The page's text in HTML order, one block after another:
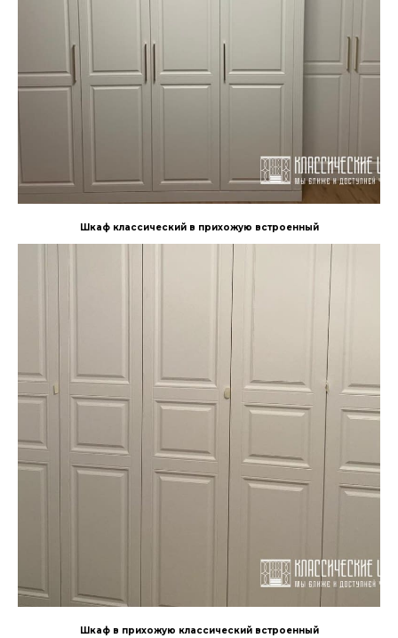
Шкаф классический в прихожую встроенный
Шкаф в прихожую классический встроенный